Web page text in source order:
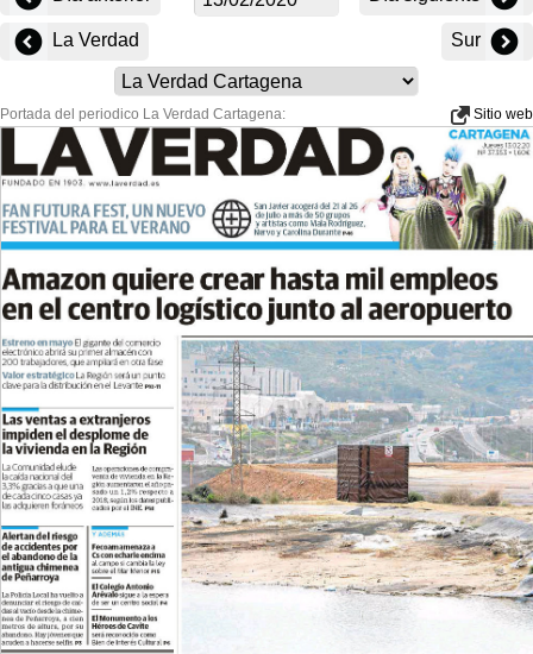
La Verdad Sur
Portada del periodico La Verdad Cartagena: Sitio web